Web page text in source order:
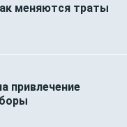
меняются траты
привлечение